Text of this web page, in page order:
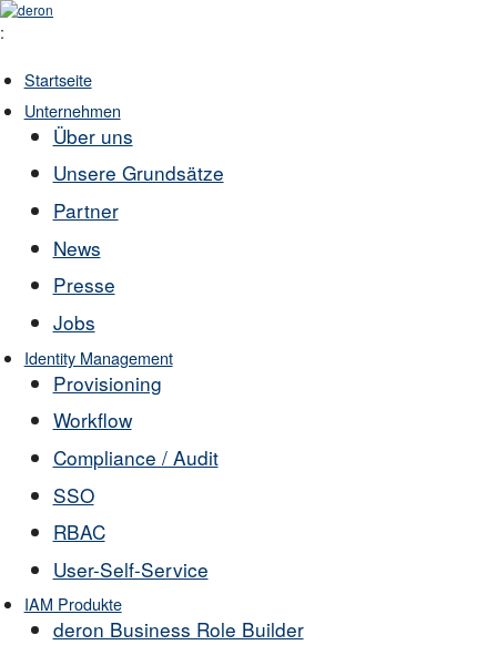
:
Startseite
Unternehmen
Über uns
Unsere Grundsätze
Partner
News
Presse
Jobs
Identity Management
Provisioning
Workflow
Compliance / Audit
SSO
RBAC
User-Self-Service
IAM Produkte
deron Business Role Builder